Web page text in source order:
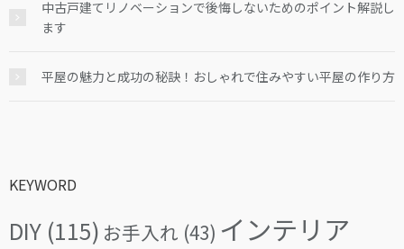
中古戸建てリノベーションで後悔しないためのポイント解説し
ます
平屋の魅力と成功の秘訣！おしゃれで住みやすい平屋の作り方
KEYWORD
DIY (115) お手入れ (43) インテリア